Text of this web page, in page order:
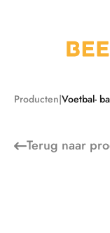
Producten Voetbal-
Terug naar